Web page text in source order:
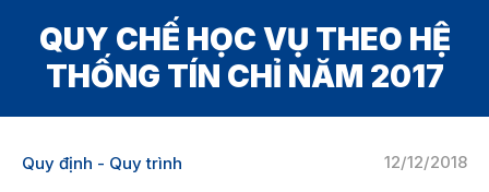
QUY CHẾ HỌC VỤ THEO HỆ
THỐNG TÍN CHỈ NĂM 2017
12/12/2018
Quy định - Quy trình